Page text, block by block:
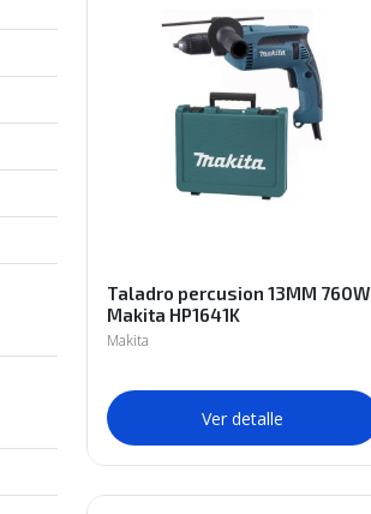
Taladro percusion 13MM 760W
Makita HP1641K
Makita
Ver detalle